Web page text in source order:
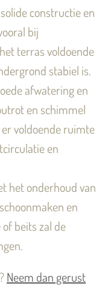
constructie en
bij
terras voldoende
stabiel is.
afwatering en
en schimmel
voldoende ruimte
en
het onderhoud van
en
beits zal de
Neem dan gerust